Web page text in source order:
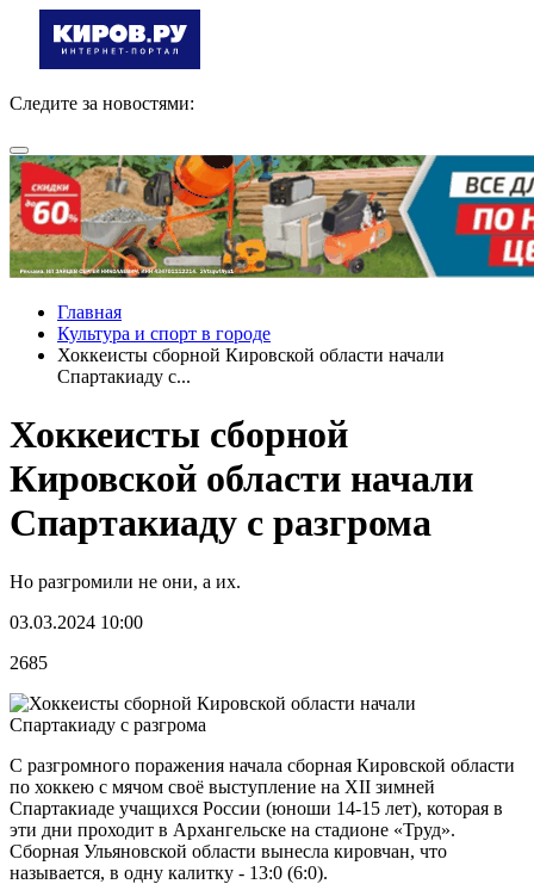
Следите за новостями:
Главная
Культура и спорт в городе
Хоккеисты сборной Кировской области начали
Спартакиаду с...
Хоккеисты сборной
Кировской области начали
Спартакиаду с разгрома
Но разгромили не они, а их.
03.03.2024 10:00
2685
С разгромного поражения начала сборная Кировской области
по хоккею с мячом своё выступление на XII зимней
Спартакиаде учащихся России (юноши 14-15 лет), которая в
эти дни проходит в Архангельске на стадионе «Труд».
Сборная Ульяновской области вынесла кировчан, что
называется, в одну калитку - 13:0 (6:0).